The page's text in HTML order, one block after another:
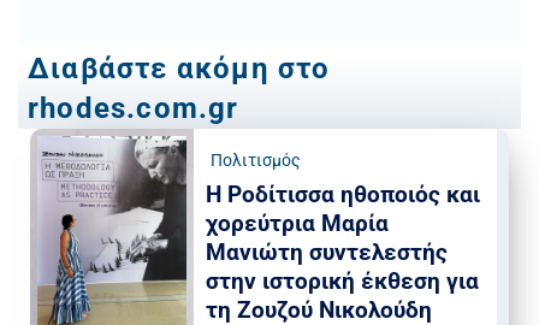
Διαβάστε ακόμη στο
rhodes.com.gr
Πολιτισμός
Η Ροδίτισσα ηθοποιός και
χορεύτρια Μαρία
Μανιώτη συντελεστής
στην ιστορική έκθεση για
τη Ζουζού Νικολούδη